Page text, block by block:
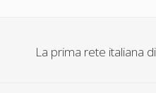
La prima rete italiana